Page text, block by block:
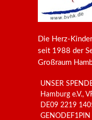
Die Herz-
seit 1988 der
Großraum
UNSER
Hamburg e.V.,
DE09 2219
GENODEF1PIN